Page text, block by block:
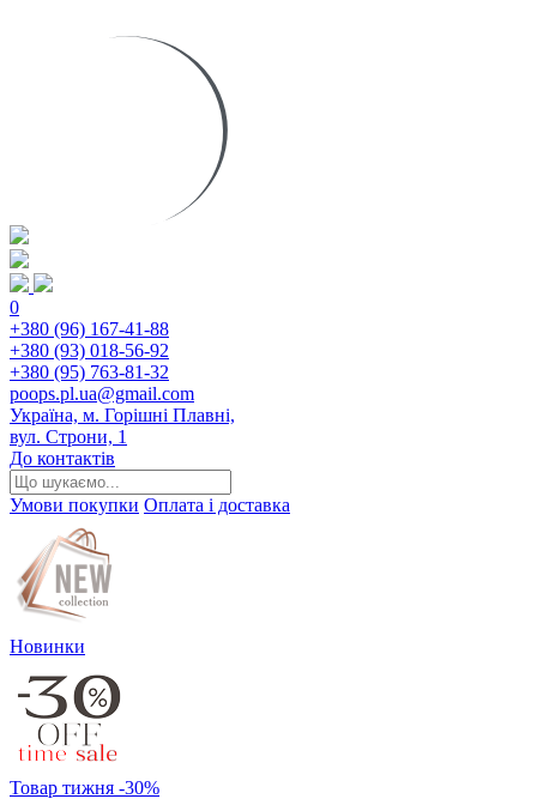
0
+380 (96) 167-41-88
+380 (93) 018-56-92
+380 (95) 763-81-32
poops.pl.ua@gmail.com
Україна, м. Горішні Плавні,
вул. Строни, 1
До контактів
Умови покупки Оплата і доставка
Новинки
Товар тижня -30%